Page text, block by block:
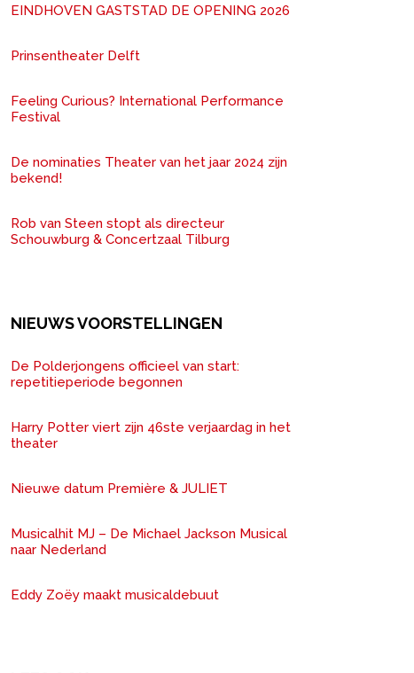
EINDHOVEN GASTSTAD DE OPENING 2026
Prinsentheater Delft
Feeling Curious? International Performance
Festival
De nominaties Theater van het jaar 2024 zijn
bekend!
Rob van Steen stopt als directeur
Schouwburg & Concertzaal Tilburg
NIEUWS VOORSTELLINGEN
De Polderjongens officieel van start:
repetitieperiode begonnen
Harry Potter viert zijn 46ste verjaardag in het
theater
Nieuwe datum Première & JULIET
Musicalhit MJ – De Michael Jackson Musical
naar Nederland
Eddy Zoëy maakt musicaldebuut